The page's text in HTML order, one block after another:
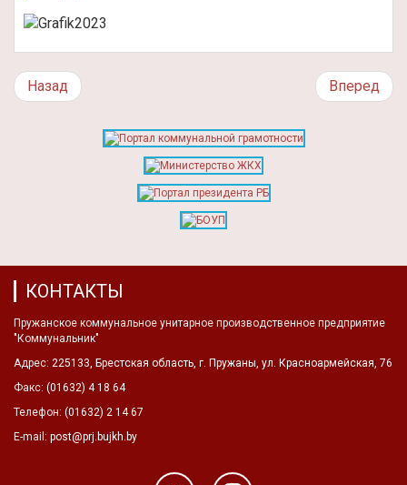
Назад Вперед
КОНТАКТЫ
Пружанское коммунальное унитарное производственное предприятие
"Коммунальник"
Адрес: 225133, Брестская область, г. Пружаны, ул. Красноармейская, 76
Факс: (01632) 4 18 64
Телефон: (01632) 2 14 67
E-mail: post@prj.bujkh.by